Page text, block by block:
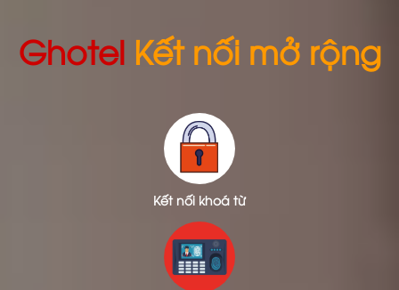
Ghotel Kết nối mở rộng
Kết nối khoá từ